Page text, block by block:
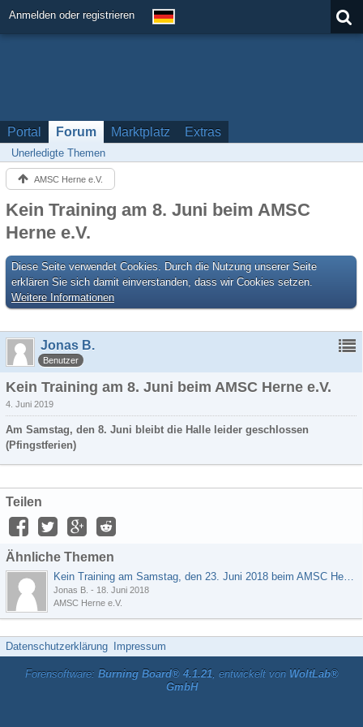
Anmelden oder registrieren
Portal Forum Marktplatz Extras
Unerledigte Themen
AMSC Herne e.V.
Kein Training am 8. Juni beim AMSC
Herne e.V.
Diese Seite verwendet Cookies. Durch die Nutzung unserer Seite
erklären Sie sich damit einverstanden, dass wir Cookies setzen.
Weitere Informationen
Jonas B.
Benutzer
Kein Training am 8. Juni beim AMSC Herne e.V.
4. Juni 2019
Am Samstag, den 8. Juni bleibt die Halle leider geschlossen
(Pfingstferien)
Teilen
Ähnliche Themen
Kein Training am Samstag, den 23. Juni 2018 beim AMSC Herne e.V.
Jonas B. - 18. Juni 2018
AMSC Herne e.V.
Datenschutzerklärung Impressum
Forensoftware: Burning Board® 4.1.21, entwickelt von WoltLab®
GmbH